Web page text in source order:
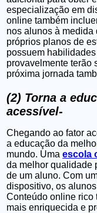
especialização em
online também
nos alunos à medida
próprios planos de
possuem
provavelmente terão
próxima jornada
(2) Torna a
acessível-
Chegando ao fator
a educação da
mundo. Umaescola
da melhor qualidade
de um aluno. Com
dispositivo, os
Conteúdo online rico
mais enriquecida e